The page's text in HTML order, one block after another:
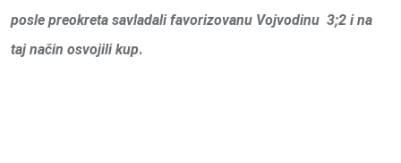
posle preokreta savladali favorizovanu Vojvodinu 3;2 i na
taj način osvojili kup.